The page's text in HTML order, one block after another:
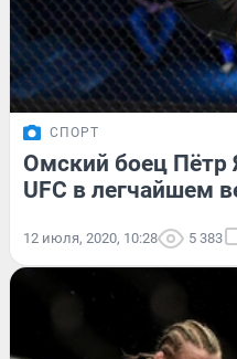
СПОРТ
Омский боец Пётр
UFC в легчайшем
12 июля, 2020, 10:28 5 383